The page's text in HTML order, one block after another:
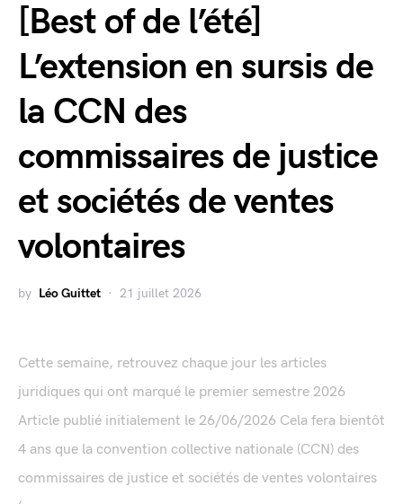
[Best of de l’été]
L’extension en sursis de
la CCN des
commissaires de justice
et sociétés de ventes
volontaires
by Léo Guittet 21 juillet 2026
Cette semaine, retrouvez chaque jour les articles
juridiques qui ont marqué le premier semestre 2026
Article publié initialement le 26/06/2026 Cela fera bientôt
4 ans que la convention collective nationale (CCN) des
commissaires de justice et sociétés de ventes volontaires